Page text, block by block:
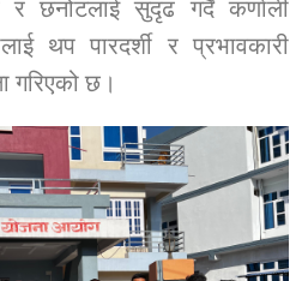
छनोटलाई सुदृढ गर्दै कर्णाली
थप पारदर्शी र प्रभावकारी
गरिएको छ।